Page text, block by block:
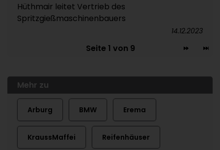
Hüthmair leitet Vertrieb des
Spritzgießmaschinenbauers
14.12.2023
Seite 1 von 9
Mehr zu
Arburg BMW Erema
KraussMaffei Reifenhäuser